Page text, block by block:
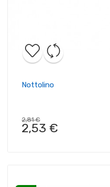
Nottolino
2,81 €
2,53 €